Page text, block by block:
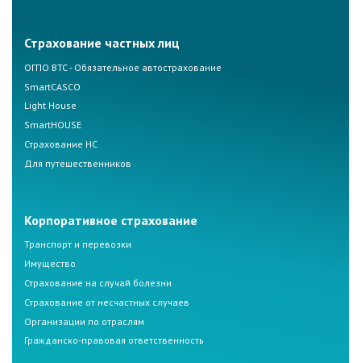
Страхование частных лиц
ОГПО ВТС - Обязательное автострахование
SmartCASCO
Light House
SmartHOUSE
Страхование НС
Для путешественников
Корпоративное страхование
Транспорт и перевозки
Имущество
Страхование на случай болезни
Страхование от несчастных случаев
Организации по отраслям
Гражданско-правовая ответственность